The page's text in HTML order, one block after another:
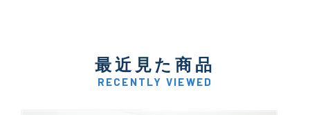
最近見た商品
RECENTLY VIEWED